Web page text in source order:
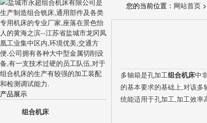
产品展示
组合机床
您的当前位置： 网站首页
多轴箱是孔加工组合机床中
的基本要求的基础上,对该多
统能适用于孔加工,加工效率